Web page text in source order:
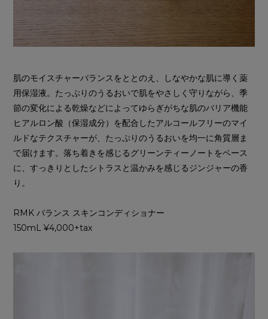
肌のモイスチャーバランスをととのえ、しなやかな肌に導く薬
用保湿液。たっぷりのうるおいで肌をやさしく守りながら、季
節の変化による乾燥などによってゆらぎがちな肌のバリア機能
ヒアルロン酸（保湿成分）を配合したアルコールフリーのマイ
ルドなテクスチャーが、たっぷりのうるおいを均一に角質層ま
で届けます。落ち着きを感じるグリーンティーノートをベース
に、すっきりとしたシトラスと温かみを感じるジンジャーの香
り。
RMK バランス スキンコンディショナー
150mL ¥4,000+tax